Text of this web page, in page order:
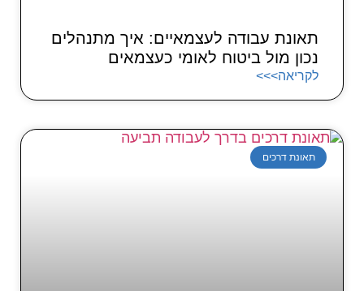
תאונת עבודה לעצמאיים: איך מתנהלים
נכון מול ביטוח לאומי כעצמאים
לקריאה>>>
תאונת דרכים